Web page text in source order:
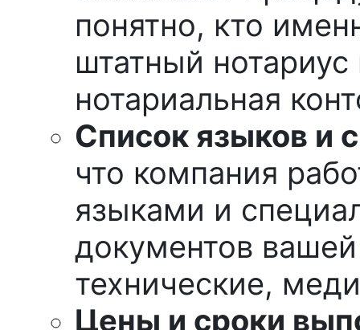
понятно, кто
штатный
нотариальная
Список языков и
что компания
языками и
документов
технические,
Цены и сроки